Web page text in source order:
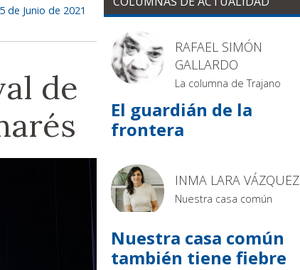
de Junio de 2021
de
RAFAEL SIMÓN
GALLARDO
La columna de Trajano
El guardián de la
frontera
INMA LARA VÁZQUEZ
Nuestra casa común
Nuestra casa común
también tiene fiebre